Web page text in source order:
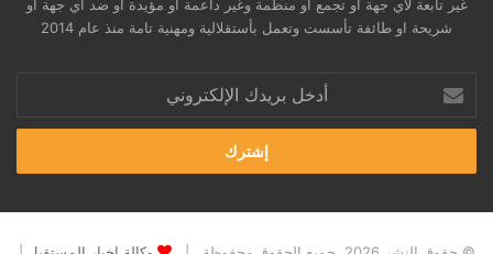
غير تابعة لأي جهة او تجمع او منظمة وغير داعمة او مؤيدة او ضد اي جهة او
شريحة او طائفة تأسست وتعمل بأستقلالية ومهنية تامة منذ عام 2014
أدخل
بريدك
الإلكتروني